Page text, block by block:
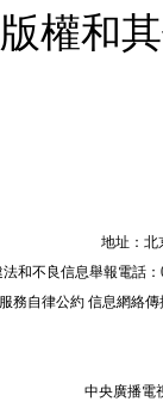
權和
地址：北
和不良信息舉報電話：
務自律公約 信息網絡
中央廣播電